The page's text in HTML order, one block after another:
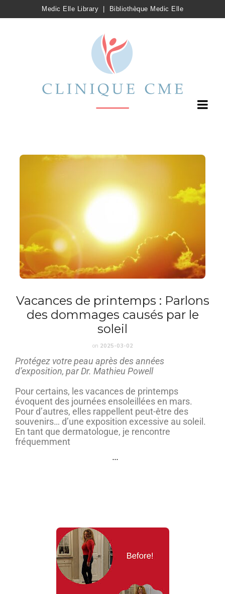
Medic Elle Library Bibliothèque Medic Elle
Vacances de printemps : Parlons
des dommages causés par le
soleil
on 2025-03-02
Protégez votre peau après des années
d’exposition, par Dr. Mathieu Powell
Pour certains, les vacances de printemps
évoquent des journées ensoleillées en mars.
Pour d’autres, elles rappellent peut-être des
souvenirs… d’une exposition excessive au soleil.
En tant que dermatologue, je rencontre
fréquemment
…